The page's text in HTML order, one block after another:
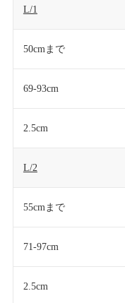
L/1
50cmまで
69-93cm
2.5cm
L/2
55cmまで
71-97cm
2.5cm